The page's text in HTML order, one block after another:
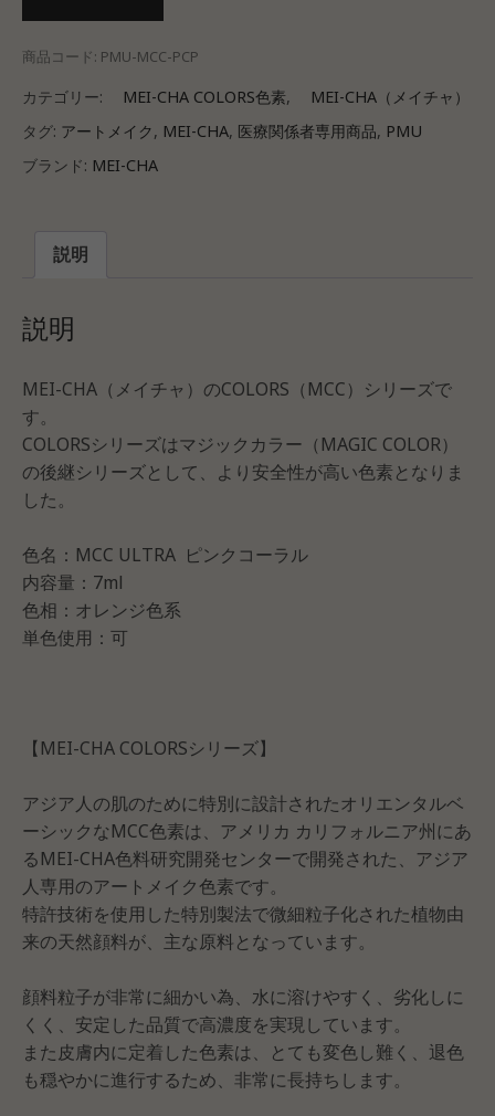
商品コード: PMU-MCC-PCP
カテゴリー: MEI-CHA COLORS色素,
MEI-CHA（メイチャ）
タグ: アートメイク, MEI-CHA, 医療関係者専用商品, PMU
ブランド: MEI-CHA
説明
説明
MEI-CHA（メイチャ）のCOLORS（MCC）シリーズで
す。
COLORSシリーズはマジックカラー（MAGIC COLOR）
の後継シリーズとして、より安全性が高い色素となりま
した。
色名：MCC ULTRA ピンクコーラル
内容量：7ml
色相：オレンジ色系
単色使用：可
【MEI-CHA COLORSシリーズ】
アジア人の肌のために特別に設計されたオリエンタルベ
ーシックなMCC色素は、アメリカ カリフォルニア州にあ
るMEI-CHA色料研究開発センターで開発された、アジア
人専用のアートメイク色素です。
特許技術を使用した特別製法で微細粒子化された植物由
来の天然顔料が、主な原料となっています。
顔料粒子が非常に細かい為、水に溶けやすく、劣化しに
くく、安定した品質で高濃度を実現しています。
また皮膚内に定着した色素は、とても変色し難く、退色
も穏やかに進行するため、非常に長持ちします。